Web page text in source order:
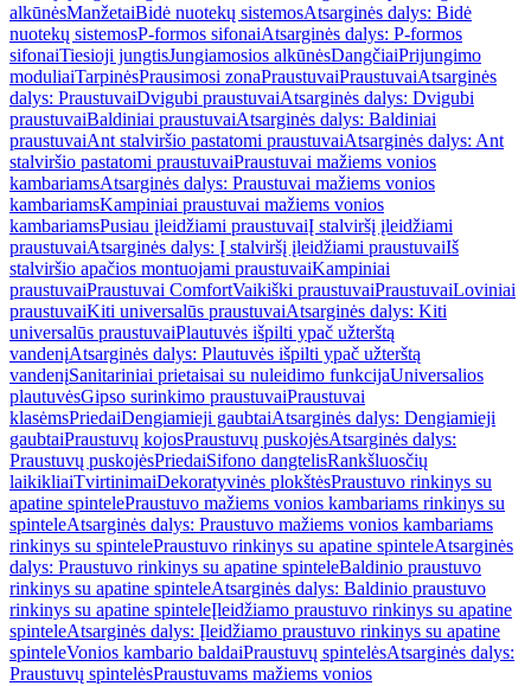
alkūnėsManžetaiBidė nuotekų sistemosAtsarginės dalys: Bidė
nuotekų sistemosP-formos sifonaiAtsarginės dalys: P-formos
sifonaiTiesioji jungtisJungiamosios alkūnėsDangčiaiPrijungimo
moduliaiTarpinėsPrausimosi zonaPraustuvaiPraustuvaiAtsarginės
dalys: PraustuvaiDvigubi praustuvaiAtsarginės dalys: Dvigubi
praustuvaiBaldiniai praustuvaiAtsarginės dalys: Baldiniai
praustuvaiAnt stalviršio pastatomi praustuvaiAtsarginės dalys: Ant
stalviršio pastatomi praustuvaiPraustuvai mažiems vonios
kambariamsAtsarginės dalys: Praustuvai mažiems vonios
kambariamsKampiniai praustuvai mažiems vonios
kambariamsPusiau įleidžiami praustuvaiĮ stalviršį įleidžiami
praustuvaiAtsarginės dalys: Į stalviršį įleidžiami praustuvaiIš
stalviršio apačios montuojami praustuvaiKampiniai
praustuvaiPraustuvai ComfortVaikiški praustuvaiPraustuvaiLoviniai
praustuvaiKiti universalūs praustuvaiAtsarginės dalys: Kiti
universalūs praustuvaiPlautuvės išpilti ypač užterštą
vandenįAtsarginės dalys: Plautuvės išpilti ypač užterštą
vandenįSanitariniai prietaisai su nuleidimo funkcijaUniversalios
plautuvėsGipso surinkimo praustuvaiPraustuvai
klasėmsPriedaiDengiamieji gaubtaiAtsarginės dalys: Dengiamieji
gaubtaiPraustuvų kojosPraustuvų puskojėsAtsarginės dalys:
Praustuvų puskojėsPriedaiSifono dangtelisRankšluosčių
laikikliaiTvirtinimaiDekoratyvinės plokštėsPraustuvo rinkinys su
apatine spintelePraustuvo mažiems vonios kambariams rinkinys su
spinteleAtsarginės dalys: Praustuvo mažiems vonios kambariams
rinkinys su spintelePraustuvo rinkinys su apatine spinteleAtsarginės
dalys: Praustuvo rinkinys su apatine spinteleBaldinio praustuvo
rinkinys su apatine spinteleAtsarginės dalys: Baldinio praustuvo
rinkinys su apatine spinteleĮleidžiamo praustuvo rinkinys su apatine
spinteleAtsarginės dalys: Įleidžiamo praustuvo rinkinys su apatine
spinteleVonios kambario baldaiPraustuvų spintelėsAtsarginės dalys:
Praustuvų spintelėsPraustuvams mažiems vonios